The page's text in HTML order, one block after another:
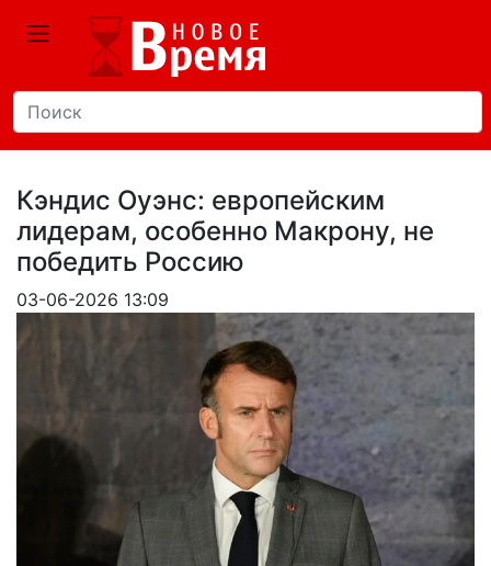
Кэндис Оуэнс: европейским
лидерам, особенно Макрону, не
победить Россию
03-06-2026 13:09